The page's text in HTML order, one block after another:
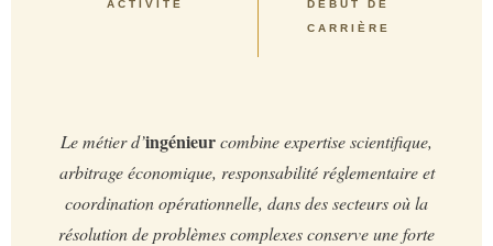
ACTIVITÉ
DÉBUT DE
CARRIÈRE
Le métier d’ingénieurcombine expertise scientifique,
arbitrage économique, responsabilité réglementaire et
coordination opérationnelle, dans des secteurs où la
résolution de problèmes complexes conserve une forte